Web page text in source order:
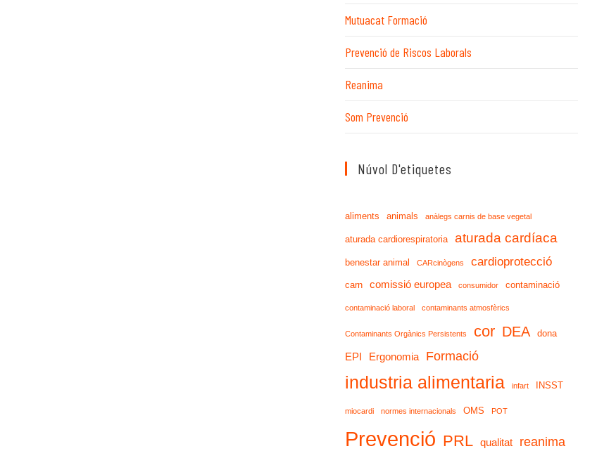
Mutuacat Formació
Prevenció de Riscos Laborals
Reanima
Som Prevenció
Núvol D'etiquetes
aliments animals anàlegs carnis de base vegetal
aturada cardiorespiratoria aturada cardíaca
benestar animal CARcinògens cardioprotecció
carn comissió europea consumidor contaminació
contaminació laboral contaminants atmosfèrics
Contaminants Orgànics Persistents cor DEA dona
EPI Ergonomia Formació
industria alimentaria infart INSST
miocardi normes internacionals OMS POT
Prevenció PRL qualitat reanima